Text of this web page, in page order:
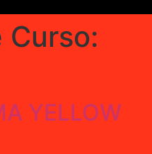
Curso:
YELLOW